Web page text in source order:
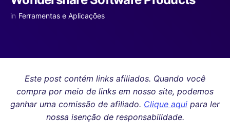
in Ferramentas e Aplicações
Este post contém links afiliados. Quando você
compra por meio de links em nosso site, podemos
ganhar uma comissão de afiliado. Clique aqui para ler
nossa isenção de responsabilidade.